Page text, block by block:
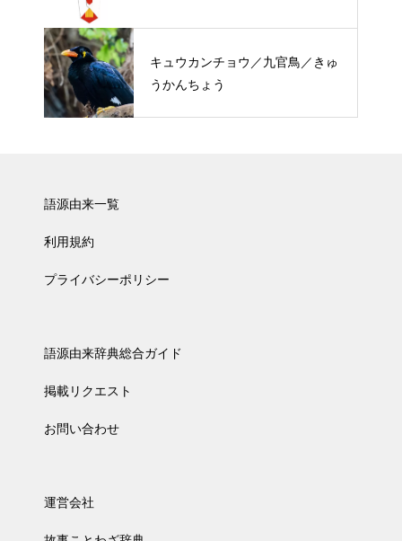
キュウカンチョウ／九官鳥／きゅ
うかんちょう
語源由来一覧
利用規約
プライバシーポリシー
語源由来辞典総合ガイド
掲載リクエスト
お問い合わせ
運営会社